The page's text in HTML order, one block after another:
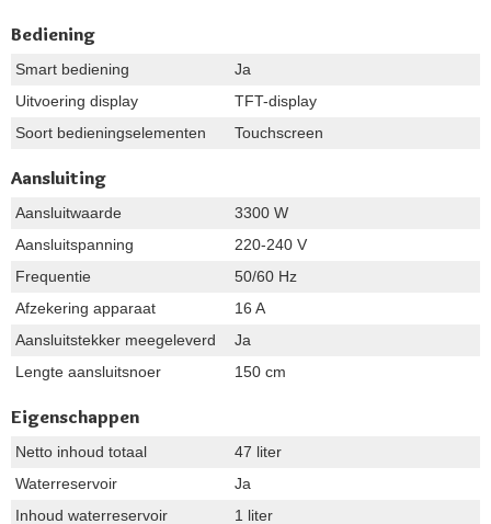
Bediening
Smart bediening
Ja
Uitvoering display
TFT-display
Soort bedieningselementen
Touchscreen
Aansluiting
Aansluitwaarde
3300 W
Aansluitspanning
220-240 V
Frequentie
50/60 Hz
Afzekering apparaat
16 A
Aansluitstekker meegeleverd
Ja
Lengte aansluitsnoer
150 cm
Eigenschappen
Netto inhoud totaal
47 liter
Waterreservoir
Ja
Inhoud waterreservoir
1 liter